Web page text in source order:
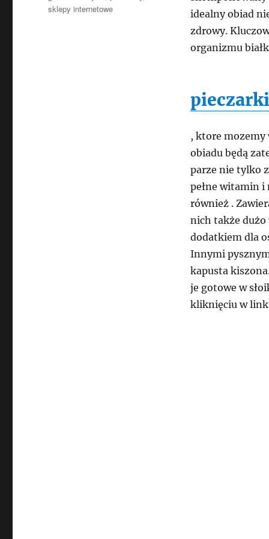
idealny obiad
zdrowy.
organizmu
, ktore
obiadu będą
parze nie tylko
pełne witamin i
również .
nich także dużo
dodatkiem dla
Innymi
kapusta
je gotowe w
kliknięciu w
sklepy internetowe